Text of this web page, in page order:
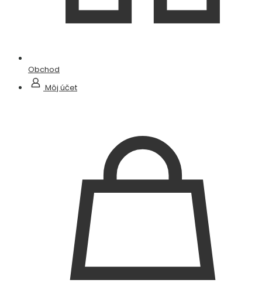
Obchod
Môj účet